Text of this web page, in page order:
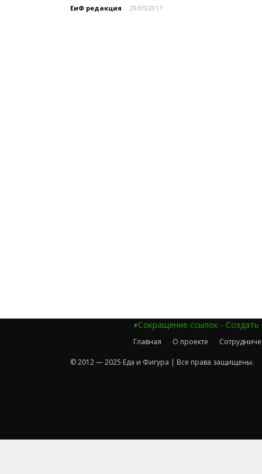
ЕиФ редакция - 29/05/2017
⚡Сокращение ссылок - Создать
Главная О проекте
© 2012 — 2025 Еда и Фигура | Все права защищены.